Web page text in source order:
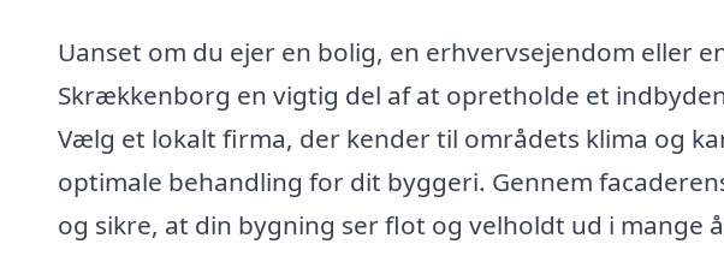
Uanset om du ejer en bolig, en erhvervsejendom eller
Skrækkenborg en vigtig del af at opretholde et
Vælg et lokalt firma, der kender til områdets klima og
optimale behandling for dit byggeri. Gennem
og sikre, at din bygning ser flot og velholdt ud i mange